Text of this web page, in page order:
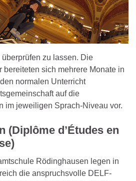
zu lassen. Die
sich mehrere Monate in
normalen Unterricht
auf die
im jeweiligen Sprach-Niveau vor.
(Diplôme d’Études en
Rödinghausen legen in
die anspruchsvolle DELF-